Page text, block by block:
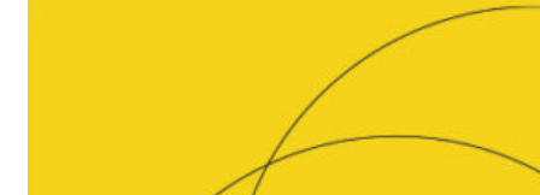
Ogólne informacje